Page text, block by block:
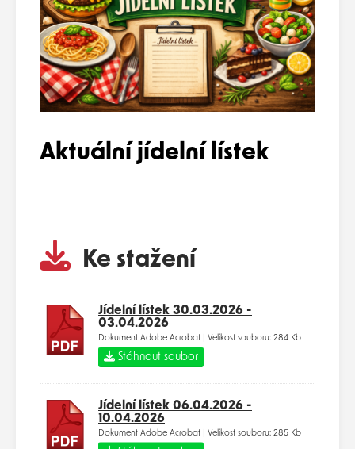
Aktuální jídelní lístek
Ke stažení
Jídelní lístek 30.03.2026 -
03.04.2026
Dokument Adobe Acrobat | Velikost souboru: 284 Kb
Stáhnout soubor
Jídelní lístek 06.04.2026 -
10.04.2026
Dokument Adobe Acrobat | Velikost souboru: 285 Kb